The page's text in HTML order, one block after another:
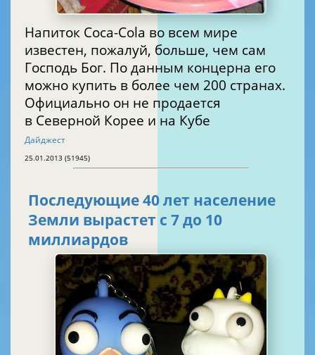
Напиток Coca-Cola во всем мире
известен, пожалуй, больше, чем сам
Господь Бог. По данным концерна его
можно купить в более чем 200 странах.
Официально он не продается
в Северной Корее и на Кубе
Дайджест
25.01.2013 (51945)
Последующие 40 лет население
Земли вырастет с 7 до 10
миллиардов